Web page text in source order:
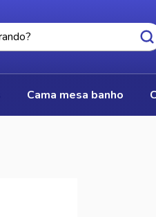
cama mesa banho